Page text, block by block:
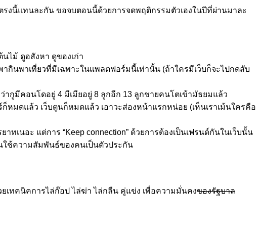
รงนี้แทนละกัน ขอจบตอนนี้ด้วยการจดพฤติกรรมตัวเองในปีที่ผ่านมาละ
นไม้ ดูอสังหา ดูของเก่า
กินพาเที่ยวที่มีเฉพาะในแพลตฟอร์มนี้เท่านั้น (ถ้าใครมีเว็บก็จะไปกดสับ
ากูมีคอนโดอยู่ 4 มีเมียอยู่ 8 ลูกอีก 13 ลูกชายคนโตเข้ามัธยมแล้ว
หมดแล้ว เว็บตูนก็หมดแล้ว เอาวะส่องหน้าแรกหน่อย (เห็นเราเม้นใครคือ
เนอะ แต่การ “Keep connection” ด้วยการต้องเป็นเฟรนด์กันในเว็บนั้น
นใช้ความสัมพันธ์ของคนเป็นตัวประกัน
เทคนิคการไล่ก๊อป ไล่ฆ่า ไล่กลืน คู่แข่ง เพื่อความมั่นคงของรัฐบาล